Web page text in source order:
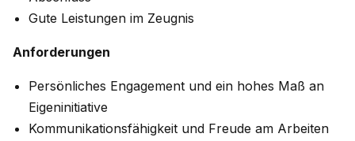
Gute Leistungen im Zeugnis
Anforderungen
Persönliches Engagement und ein hohes Maß an
Eigeninitiative
Kommunikationsfähigkeit und Freude am Arbeiten